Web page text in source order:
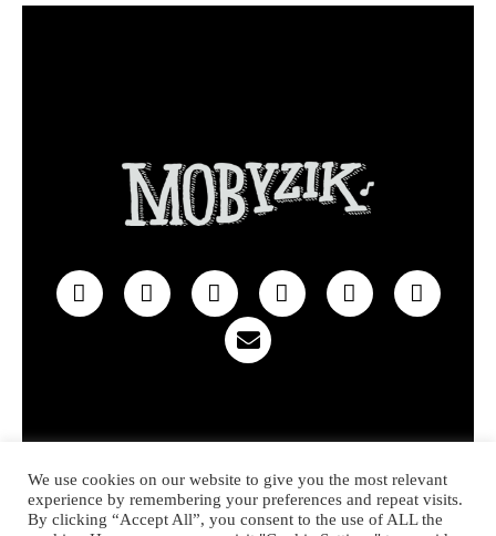
© 2022 MOBYZIK – Made with heart in Hossegor
We use cookies on our website to give you the most relevant
experience by remembering your preferences and repeat visits.
By clicking “Accept All”, you consent to the use of ALL the